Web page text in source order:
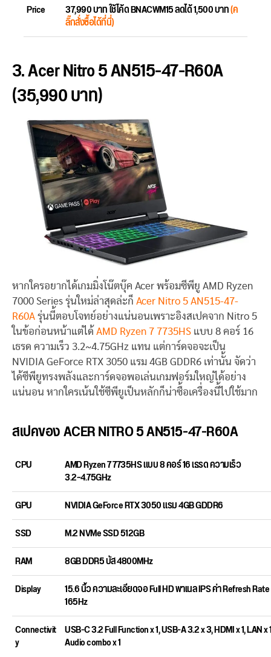
Price
37,990 บาท ใช้โค้ด BNACWM15 ลดได้ 1,500 บาท(ค
ลิ๊กสั่งซื้อได้ที่นี่)
3. Acer Nitro 5 AN515-47-R60A
(35,990 บาท)
หากใครอยากได้เกมมิ่งโน๊ตบุ๊ค Acer พร้อมซีพียู AMD Ryzen
7000 Series รุ่นใหม่ล่าสุดล่ะก็ Acer Nitro 5 AN515-47-
R60A รุ่นนี้ตอบโจทย์อย่างแน่นอนเพราะอิงสเปคจาก Nitro 5
ในข้อก่อนหน้าแต่ได้ AMD Ryzen 7 7735HS แบบ 8 คอร์ 16
เธรด ความเร็ว 3.2~4.75GHz แทน แต่การ์ดจอจะเป็น
NVIDIA GeForce RTX 3050 แรม 4GB GDDR6 เท่านั้น จัดว่า
ได้ซีพียูทรงพลังและการ์ดจอพอเล่นเกมฟอร์มใหญ่ได้อย่าง
แน่นอน หากใครเน้นใช้ซีพียูเป็นหลักก็น่าซื้อเครื่องนี้ไปใช้มาก
สเปคของ ACER NITRO 5 AN515-47-R60A
CPU AMD Ryzen 7 7735HS แบบ 8 คอร์ 16 เธรด ความเร็ว
3.2~4.75GHz
GPU
NVIDIA GeForce RTX 3050 แรม 4GB GDDR6
SSD
M.2 NVMe SSD 512GB
RAM
8GB DDR5 บัส 4800MHz
Display
15.6 นิ้ว ความละเอียดจอ Full HD พาเนล IPS ค่า Refresh Rate
165Hz
Connectivit
y
USB-C 3.2 Full Function x 1, USB-A 3.2 x 3, HDMI x 1, LAN x
Audio combo x 1